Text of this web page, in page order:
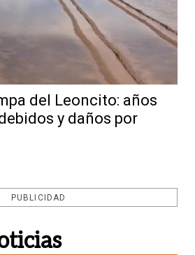
del Leoncito: años
y daños por
PUBLICIDAD